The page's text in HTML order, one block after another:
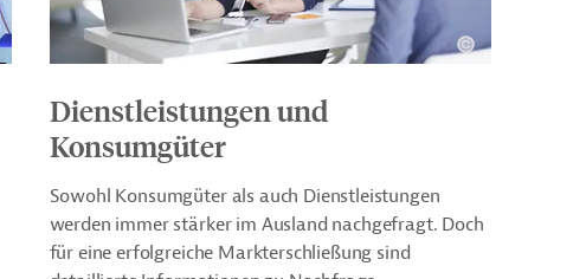
Dienstleistungen und
Konsumgüter
Sowohl Konsumgüter als auch Dienstleistungen
werden immer stärker im Ausland nachgefragt. Doch
für eine erfolgreiche Markterschließung sind